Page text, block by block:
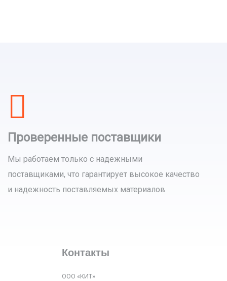
Проверенные поставщики
Мы работаем только с надежными
поставщиками, что гарантирует высокое качество
и надежность поставляемых материалов
Контакты
ООО «КИТ»